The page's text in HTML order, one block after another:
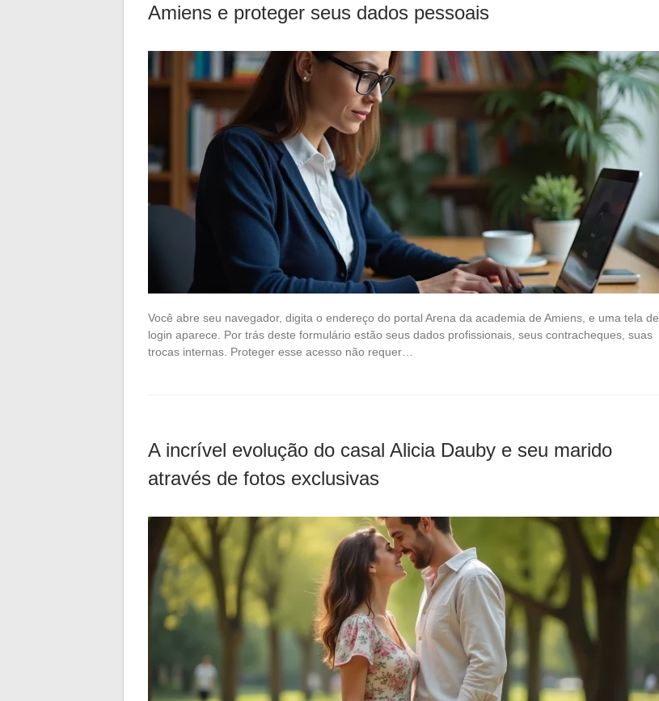
Amiens e proteger seus dados pessoais
Você abre seu navegador, digita o endereço do portal Arena da academia de Amiens, e uma tela de
login aparece. Por trás deste formulário estão seus dados profissionais, seus contracheques, suas
trocas internas. Proteger esse acesso não requer…
A incrível evolução do casal Alicia Dauby e seu marido
através de fotos exclusivas